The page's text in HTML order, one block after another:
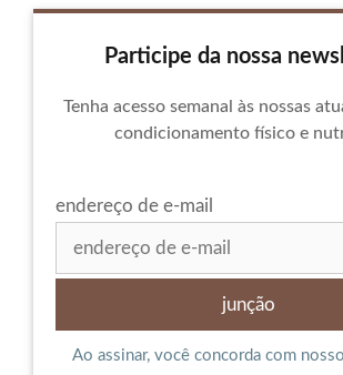
Participe da nossa
Tenha acesso semanal às nossas
condicionamento físico e
endereço de e-mail
Ao assinar, você concorda com nosso